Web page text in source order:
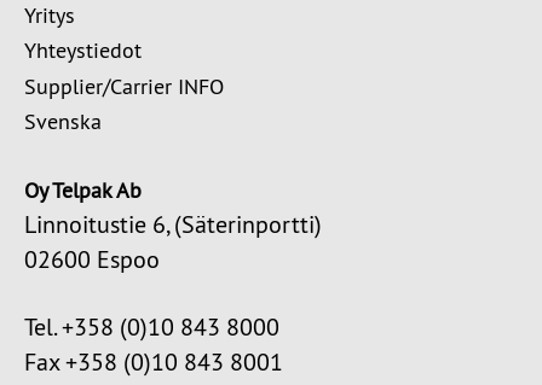
Yritys
Yhteystiedot
Supplier/Carrier INFO
Svenska
Oy Telpak Ab
Linnoitustie 6, (Säterinportti)
02600 Espoo
Tel. +358 (0)10 843 8000
Fax +358 (0)10 843 8001